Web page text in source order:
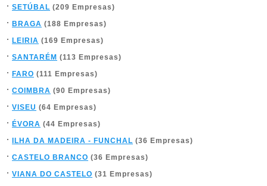
SETÚBAL (209 Empresas)
BRAGA (188 Empresas)
LEIRIA (169 Empresas)
SANTARÉM (113 Empresas)
FARO (111 Empresas)
COIMBRA (90 Empresas)
VISEU (64 Empresas)
ÉVORA (44 Empresas)
ILHA DA MADEIRA - FUNCHAL (36 Empresas)
CASTELO BRANCO (36 Empresas)
VIANA DO CASTELO (31 Empresas)